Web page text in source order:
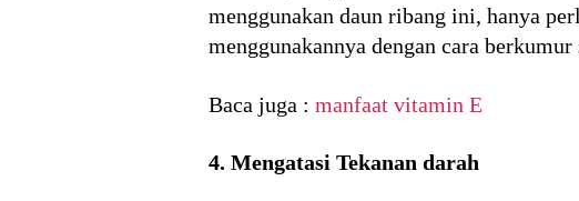
menggunakan daun ribang ini, hanya
menggunakannya dengan cara berkumur
Baca juga : manfaat vitamin E
4. Mengatasi Tekanan darah